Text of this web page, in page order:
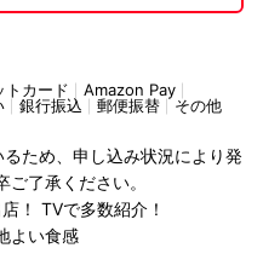
トカード
Amazon Pay
銀行振込 郵便振替 その他
ため、申し込み状況により発
了承ください。
！ TVで多数紹介！
よい食感